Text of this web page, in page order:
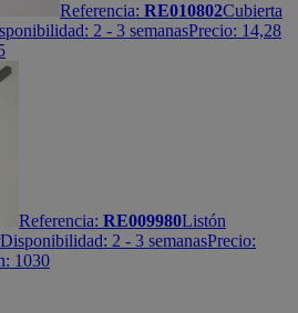
Referencia: RE010802Cubierta
2 - 3 semanasPrecio: 14,28
Referencia: RE009980Listón
Disponibilidad: 2 - 3 semanasPrecio:
1030